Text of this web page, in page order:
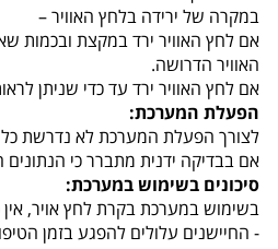
במקרה של ירידה בלחץ האוויר –
אם לחץ האוויר ירד במקצת ובכמות
האוויר הדרושה.
אם לחץ האוויר ירד עד כדי שניתן
הפעלת המערכת:
לצורך הפעלת המערכת לא נדרשת כל
אם בבדיקה ידנית מתברר כי
סיכונים בשימוש במערכת:
בשימוש במערכת בקרת לחץ אויר,
- החיישנים עלולים להפגע בזמן